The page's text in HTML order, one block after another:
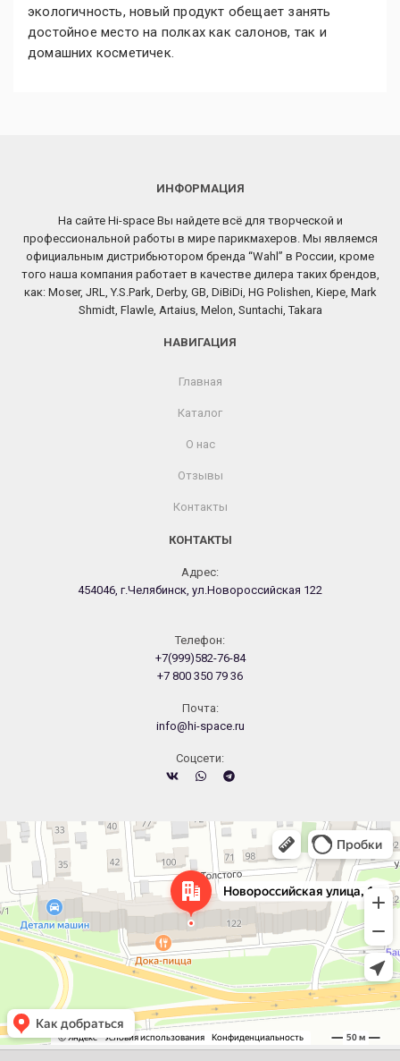
экологичность, новый продукт обещает занять
достойное место на полках как салонов, так и
домашних косметичек.
ИНФОРМАЦИЯ
На сайте Hi-space Вы найдете всё для творческой и
профессиональной работы в мире парикмахеров. Мы являемся
официальным дистрибьютором бренда “Wahl” в России, кроме
того наша компания работает в качестве дилера таких брендов,
как: Moser, JRL, Y.S.Park, Derby, GB, DiBiDi, HG Polishen, Kiepe, Mark
Shmidt, Flawle, Artaius, Melon, Suntachi, Takara
НАВИГАЦИЯ
Главная
Каталог
О нас
Отзывы
Контакты
КОНТАКТЫ
Адрес:
454046, г.Челябинск, ул.Новороссийская 122
Телефон:
+7(999)582-76-84
+7 800 350 79 36
Почта:
info@hi-space.ru
Cоцсети:
Челябинск
Новороссийская улица, 122 — Яндекс.Карты